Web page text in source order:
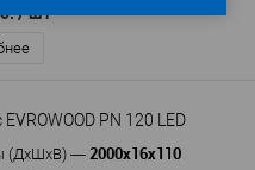
/ шт
PN 120 LED
(ДхШхВ)— 2000x16x110